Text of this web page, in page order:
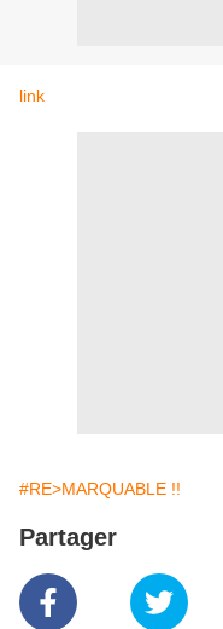
link
#RE>MARQUABLE !!
Partager